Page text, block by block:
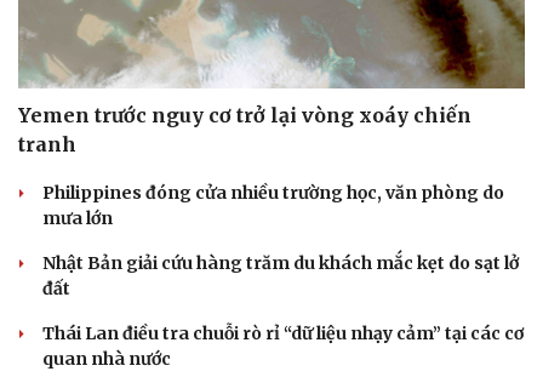
Thế giới thể thao
eSports
Hậu trường
Tư vấn
Yemen trước nguy cơ trở lại vòng xoáy chiến
tranh
Philippines đóng cửa nhiều trường học, văn phòng do
mưa lớn
Nhật Bản giải cứu hàng trăm du khách mắc kẹt do sạt lở
đất
Thái Lan điều tra chuỗi rò rỉ “dữ liệu nhạy cảm” tại các cơ
quan nhà nước